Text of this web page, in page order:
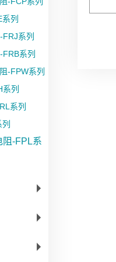
列
系列
系列
-FPW系列
列
系列
阻-FPL系